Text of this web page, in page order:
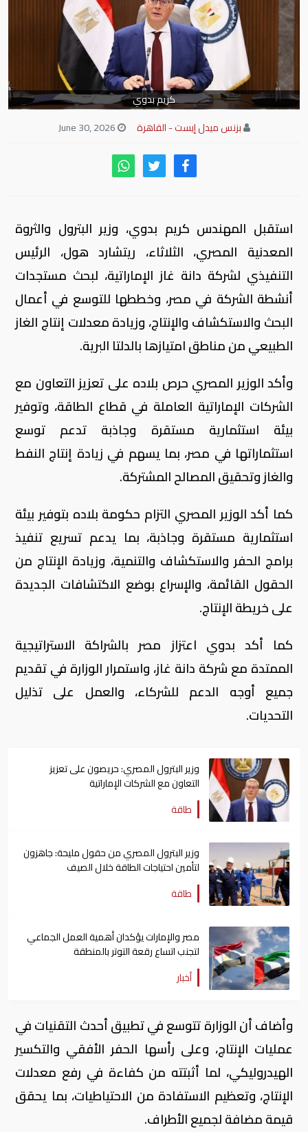
كريم بدوي
بزنس ميدل إيست - القاهرة
استقبل المهندس كريم بدوي، وزير البترول والثروة
المعدنية المصري، الثلاثاء، ريتشارد هول، الرئيس
التنفيذي لشركة دانة غاز الإماراتية، لبحث مستجدات
أنشطة الشركة في مصر، وخططها للتوسع في أعمال
البحث والاستكشاف والإنتاج، وزيادة معدلات إنتاج الغاز
الطبيعي من مناطق امتيازها بالدلتا البرية.
وأكد الوزير المصري حرص بلاده على تعزيز التعاون مع
الشركات الإماراتية العاملة في قطاع الطاقة، وتوفير
بيئة استثمارية مستقرة وجاذبة تدعم توسع
استثماراتها في مصر، بما يسهم في زيادة إنتاج النفط
والغاز وتحقيق المصالح المشتركة.
كما أكد الوزير المصري التزام حكومة بلاده بتوفير بيئة
استثمارية مستقرة وجاذبة، بما يدعم تسريع تنفيذ
برامج الحفر والاستكشاف والتنمية، وزيادة الإنتاج من
الحقول القائمة، والإسراع بوضع الاكتشافات الجديدة
على خريطة الإنتاج.
كما أكد بدوي اعتزاز مصر بالشراكة الاستراتيجية
الممتدة مع شركة دانة غاز، واستمرار الوزارة في تقديم
جميع أوجه الدعم للشركاء، والعمل على تذليل
التحديات.
وزير البترول المصري: حريصون على تعزيز
التعاون مع الشركات الإماراتية
طاقة
وزير البترول المصري من حقول مليحة: جاهزون
لتأمين احتياجات الطاقة خلال الصيف
طاقة
مصر والإمارات يؤكدان أهمية العمل الجماعي
لتجنب اتساع رقعة التوتر بالمنطقة
أخبار
وأضاف أن الوزارة تتوسع في تطبيق أحدث التقنيات في
عمليات الإنتاج، وعلى رأسها الحفر الأفقي والتكسير
الهيدروليكي، لما أثبتته من كفاءة في رفع معدلات
الإنتاج، وتعظيم الاستفادة من الاحتياطيات، بما يحقق
قيمة مضافة لجميع الأطراف.